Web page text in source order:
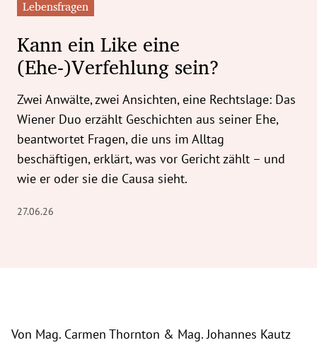
Untermenü
Untermenü
Untermenü
Untermenü
Lebensfragen
Kann ein Like eine
(Ehe-)Verfehlung sein?
Zwei Anwälte, zwei Ansichten, eine Rechtslage: Das
Wiener Duo erzählt Geschichten aus seiner Ehe,
beantwortet Fragen, die uns im Alltag
beschäftigen, erklärt, was vor Gericht zählt – und
wie er oder sie die Causa sieht.
27.06.26
Von Mag. Carmen Thornton & Mag. Johannes Kautz